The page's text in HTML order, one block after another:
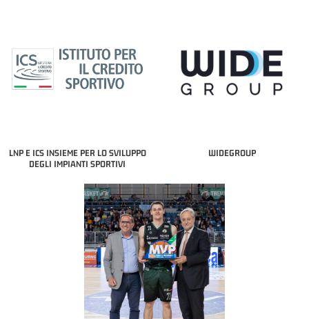
LNP E ICS INSIEME PER LO SVILUPPO
DEGLI IMPIANTI SPORTIVI
WIDEGROUP